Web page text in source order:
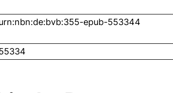
epub-553344